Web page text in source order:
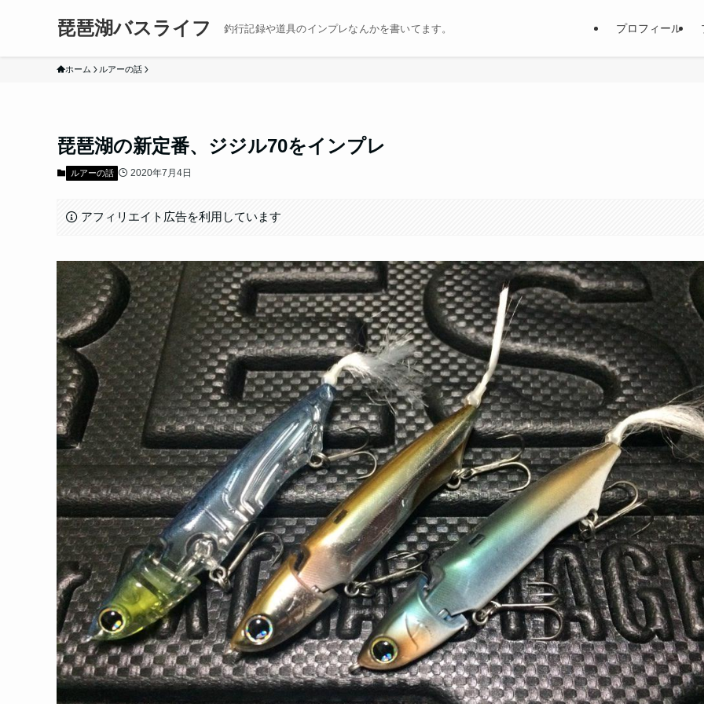
琵琶湖バスライフ 釣行記録や道具のインプレなんかを書いてます。 プロフィール
ホーム ルアーの話
琵琶湖の新定番、ジジル70をインプレ
ルアーの話 2020年7月4日
アフィリエイト広告を利用しています